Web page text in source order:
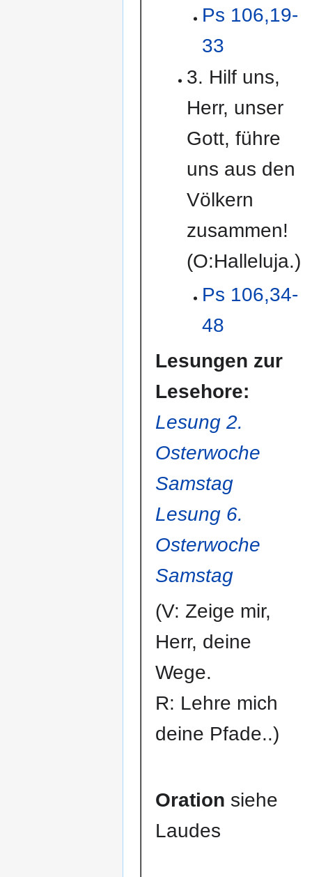
Ps 106,19-
33
3. Hilf uns,
Herr, unser
Gott, führe
uns aus den
Völkern
zusammen!
(O:Halleluja.)
Ps 106,34-
48
Lesungen zur
Lesehore:
Lesung 2.
Osterwoche
Samstag
Lesung 6.
Osterwoche
Samstag
(V: Zeige mir,
Herr, deine
Wege.
R: Lehre mich
deine Pfade..)
Oration siehe
Laudes